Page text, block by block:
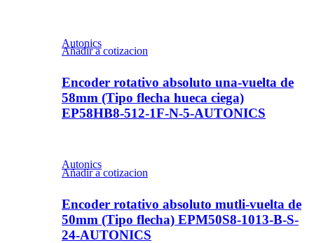
Autonics
Añadir a cotizacion
Encoder rotativo absoluto una-vuelta de
58mm (Tipo flecha hueca ciega)
EP58HB8-512-1F-N-5-AUTONICS
Autonics
Añadir a cotizacion
Encoder rotativo absoluto mutli-vuelta de
50mm (Tipo flecha) EPM50S8-1013-B-S-
24-AUTONICS